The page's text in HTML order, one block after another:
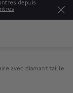
depuis
avec diamant taille